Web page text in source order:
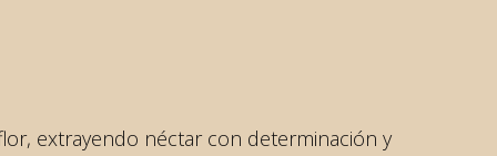
extrayendo néctar con determinación y